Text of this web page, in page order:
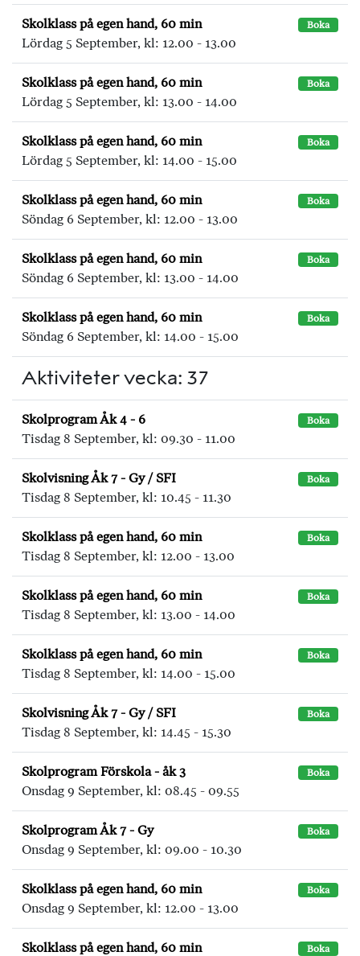
Skolklass på egen hand, 60 min Boka
Lördag 5 September, kl: 12.00 - 13.00
Skolklass på egen hand, 60 min Boka
Lördag 5 September, kl: 13.00 - 14.00
Skolklass på egen hand, 60 min Boka
Lördag 5 September, kl: 14.00 - 15.00
Skolklass på egen hand, 60 min Boka
Söndag 6 September, kl: 12.00 - 13.00
Skolklass på egen hand, 60 min Boka
Söndag 6 September, kl: 13.00 - 14.00
Skolklass på egen hand, 60 min Boka
Söndag 6 September, kl: 14.00 - 15.00
Aktiviteter vecka: 37
Skolprogram Åk 4 - 6 Boka
Tisdag 8 September, kl: 09.30 - 11.00
Skolvisning Åk 7 - Gy / SFI Boka
Tisdag 8 September, kl: 10.45 - 11.30
Skolklass på egen hand, 60 min Boka
Tisdag 8 September, kl: 12.00 - 13.00
Skolklass på egen hand, 60 min Boka
Tisdag 8 September, kl: 13.00 - 14.00
Skolklass på egen hand, 60 min Boka
Tisdag 8 September, kl: 14.00 - 15.00
Skolvisning Åk 7 - Gy / SFI Boka
Tisdag 8 September, kl: 14.45 - 15.30
Skolprogram Förskola - åk 3 Boka
Onsdag 9 September, kl: 08.45 - 09.55
Skolprogram Åk 7 - Gy Boka
Onsdag 9 September, kl: 09.00 - 10.30
Skolklass på egen hand, 60 min Boka
Onsdag 9 September, kl: 12.00 - 13.00
Skolklass på egen hand, 60 min Boka